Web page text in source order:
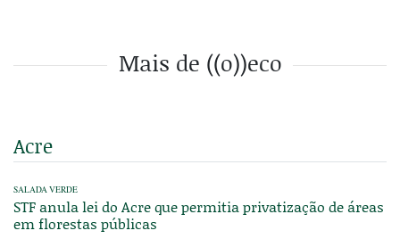
Mais de ((o))eco
Acre
SALADA VERDE
STF anula lei do Acre que permitia privatização de áreas
em florestas públicas